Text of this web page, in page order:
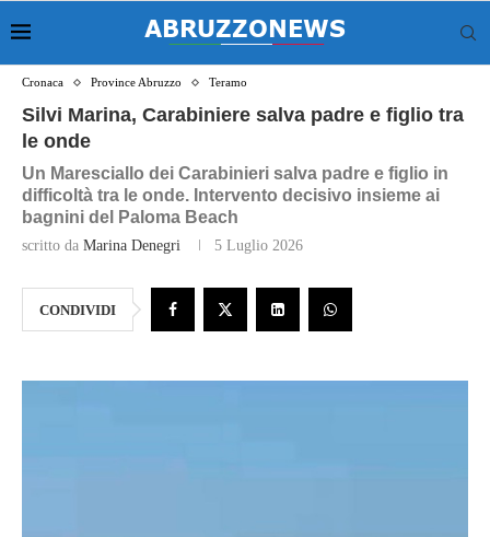
Cronaca Province Abruzzo Teramo
Silvi Marina, Carabiniere salva padre e figlio tra
le onde
Un Maresciallo dei Carabinieri salva padre e figlio in
difficoltà tra le onde. Intervento decisivo insieme ai
bagnini del Paloma Beach
scritto da Marina Denegri 5 Luglio 2026
CONDIVIDI